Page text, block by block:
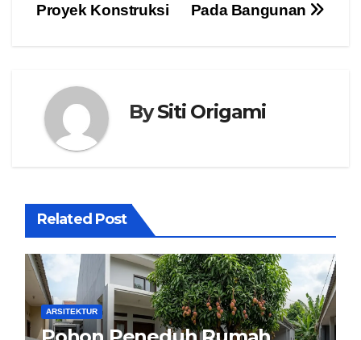
Pada Bangunan
Proyek Konstruksi
BySiti Origami
Related Post
ARSITEKTUR